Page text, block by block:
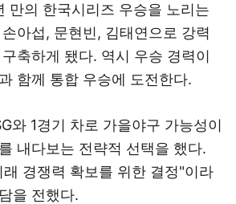
만의 한국시리즈 우승을 노리는
아섭, 문현빈, 김태연으로 강력
축하게 됐다. 역시 우승 경력이
함께 통합 우승에 도전한다.
와 1경기 차로 가을야구 가능성이
내다보는 전략적 선택을 했다.
경쟁력 확보를 위한 결정"이라
을 전했다.